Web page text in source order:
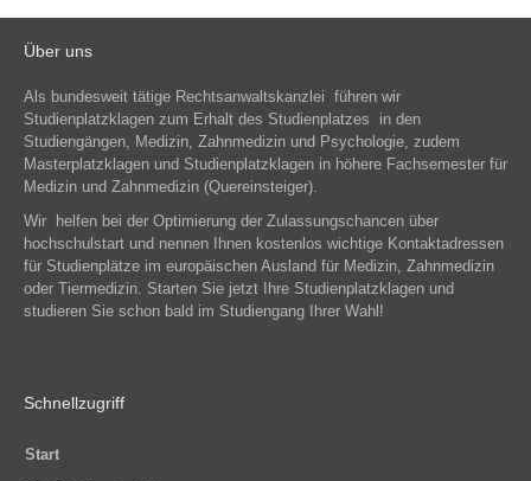
Über uns
Als bundesweit tätige Rechtsanwaltskanzlei führen wir
Studienplatzklagen zum Erhalt des Studienplatzes in den
Studiengängen, Medizin, Zahnmedizin und Psychologie, zudem
Masterplatzklagen und Studienplatzklagen in höhere Fachsemester für
Medizin und Zahnmedizin (Quereinsteiger).
Wir helfen bei der Optimierung der Zulassungschancen über
hochschulstart und nennen Ihnen kostenlos wichtige Kontaktadressen
für Studienplätze im europäischen Ausland für Medizin, Zahnmedizin
oder Tiermedizin. Starten Sie jetzt Ihre Studienplatzklagen und
studieren Sie schon bald im Studiengang Ihrer Wahl!
Schnellzugriff
Start